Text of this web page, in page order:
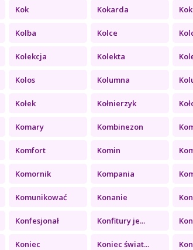
Kok Kokarda
Kolba Kolce
Kolekcja Kolekta
Kolos Kolumna
Kołek Kołnierzyk
Komary Kombinezon
Komfort Komin
Komornik Kompania
Komunikować Konanie
Konfesjonał Konfitury je...
Koniec Koniec świat...